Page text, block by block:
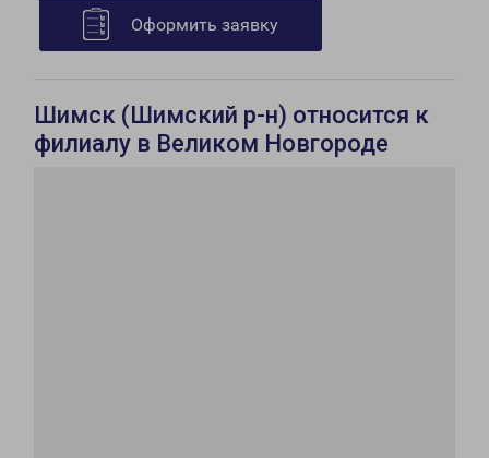
Оформить заявку
Шимск (Шимский р-н) относится к
филиалу в Великом Новгороде